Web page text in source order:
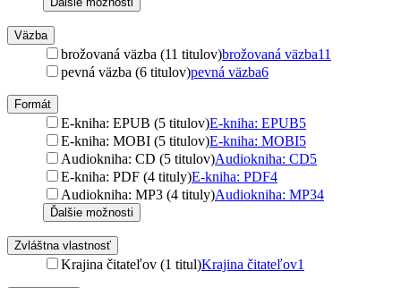
Väzba
brožovaná väzba (11 titulov)brožovaná väzba11
pevná väzba (6 titulov)pevná väzba6
Formát
E-kniha: EPUB (5 titulov)E-kniha: EPUB5
E-kniha: MOBI (5 titulov)E-kniha: MOBI5
Audiokniha: CD (5 titulov)Audiokniha: CD5
E-kniha: PDF (4 tituly)E-kniha: PDF4
Audiokniha: MP3 (4 tituly)Audiokniha: MP34
Ďalšie možnosti
Zvláštna vlastnosť
Krajina čitateľov (1 titul)Krajina čitateľov1